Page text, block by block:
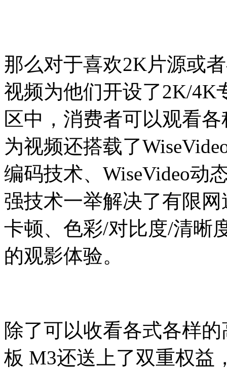
那么对于喜欢2K片源或
视频为他们开设了2K/4K
区中，消费者可以观看
为视频还搭载了
编码技术、WiseVideo动
强技术一举解决了有限
卡顿、色彩/对比度/清晰
的观影体验。
除了可以收看各式各样
板 M3还送上了双重权益